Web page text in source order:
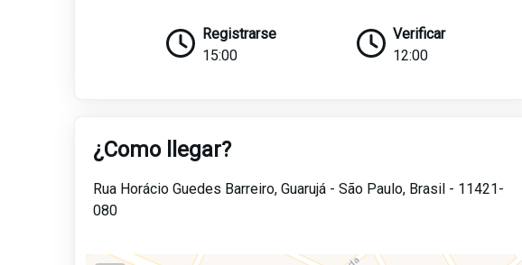
Registrarse
15:00
Verificar
12:00
¿Como llegar?
Rua Horácio Guedes Barreiro,Guarujá -São Paulo, Brasil - 11421-
080